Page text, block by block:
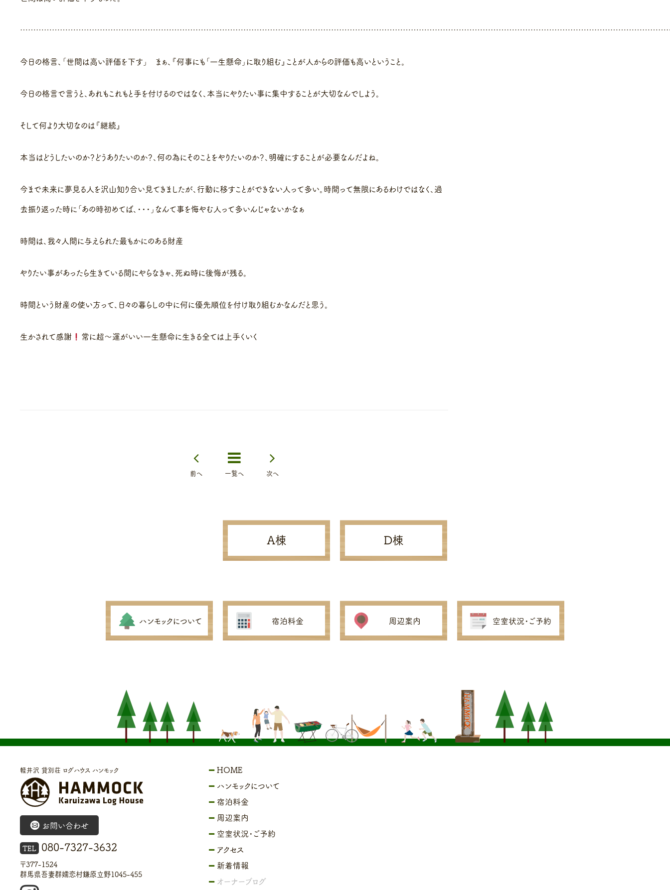
今日の格言、「世間は高い評価を下す」 まぁ、『何事にも「一生懸命」に取り組む』ことが人からの評価も高いということ。
今日の格言で言うと、あれもこれもと手を付けるのではなく、本当にやりたい事に集中することが大切なんでしよう。
そして何より大切なのは『継続』
本当はどうしたいのか？どうありたいのか？、何の為にそのことをやりたいのか？、明確にすることが必要なんだよね。
今まで未来に夢見る人を沢山知り合い見てきましたが、行動に移すことができない人って多い。時間って無限にあるわけではなく、過
去振り返った時に「あの時初めてば、・・・」なんて事を悔やむ人って多いんじゃないかなぁ
時間は、我々人間に与えられた最もかにのある財産
やりたい事があったら生きている間にやらなきゃ、死ぬ時に後悔が残る。
時間という財産の使い方って、日々の暮らしの中に何に優先順位を付け取り組むかなんだと思う。
生かされて感謝 常に超〜運がいい一生懸命に生きる全ては上手くいく
前へ 一覧へ 次へ
A棟 D棟
ハンモックについて 宿泊料金 周辺案内 空室状況・ご予約
軽井沢 貸別荘 ログハウス ハンモック
お問い合わせ
TEL 080-7327-3632
〒377-1524
群馬県吾妻群嬬恋村鎌原立野1045-455
HOME
ハンモックについて
宿泊料金
周辺案内
空室状況・ご予約
アクセス
新着情報
オーナーブログ